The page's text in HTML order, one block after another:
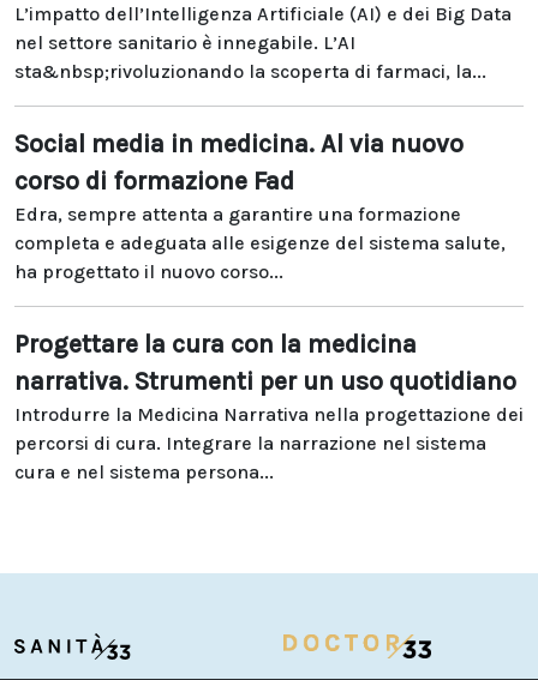
L’impatto dell’Intelligenza Artificiale (AI) e dei Big Data
nel settore sanitario è innegabile. L’AI
sta&nbsp;rivoluzionando la scoperta di farmaci, la...
Social media in medicina. Al via nuovo
corso di formazione Fad
Edra, sempre attenta a garantire una formazione
completa e adeguata alle esigenze del sistema salute,
ha progettato il nuovo corso...
Progettare la cura con la medicina
narrativa. Strumenti per un uso quotidiano
Introdurre la Medicina Narrativa nella progettazione dei
percorsi di cura. Integrare la narrazione nel sistema
cura e nel sistema persona...